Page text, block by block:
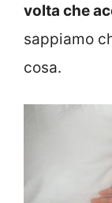
volta che
sappiamo
cosa.